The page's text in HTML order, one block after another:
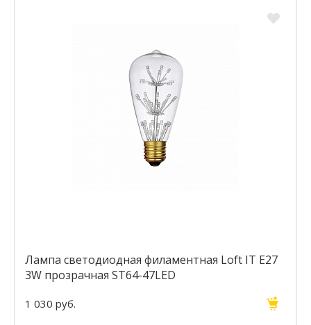
Лампа светодиодная филаментная Loft IT E27
3W прозрачная ST64-47LED
1 030 руб.